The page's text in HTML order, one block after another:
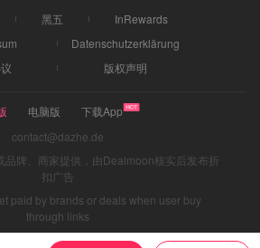
黑五
InRewards
Datenschutzerklärung
版权声明
电脑版
下载App
contact@dazhe.de
品牌、商家提供，由Dealmoon核实后发布折
扣广告
paid by brands or deals when user buy
through links